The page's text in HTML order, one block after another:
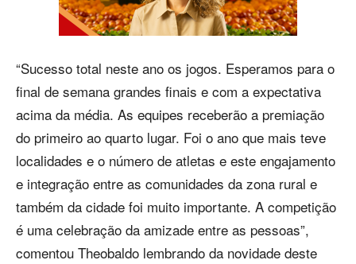
“Sucesso total neste ano os jogos. Esperamos para o
final de semana grandes finais e com a expectativa
acima da média. As equipes receberão a premiação
do primeiro ao quarto lugar. Foi o ano que mais teve
localidades e o número de atletas e este engajamento
e integração entre as comunidades da zona rural e
também da cidade foi muito importante. A competição
é uma celebração da amizade entre as pessoas”,
comentou Theobaldo lembrando da novidade deste